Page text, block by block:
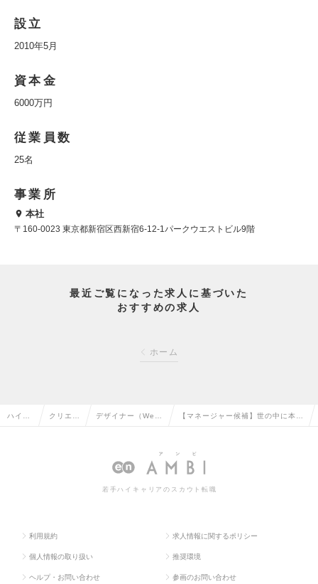
設立
2010年5月
資本金
6000万円
従業員数
25名
事業所
本社
〒160-0023 東京都新宿区西新宿6-12-1パークウエストビル9階
最近ご覧になった求人に基づいた
おすすめの求人
ホーム
ハイク クリエイ デザイナー（We
ム関連）の転職
【マネージャー候補】世の中に本当
イター募集！の求人情報
若手ハイキャリアのスカウト転職
利用規約 求人情報に関するポリシー
個人情報の取り扱い 推奨環境
ヘルプ・お問い合わせ 参画のお問い合わせ